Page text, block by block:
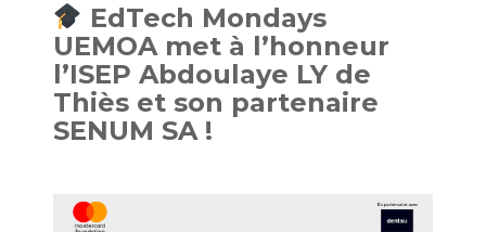
EdTech Mondays
UEMOA met à l’honneur
l’ISEP Abdoulaye LY de
Thiès et son partenaire
SENUM SA !